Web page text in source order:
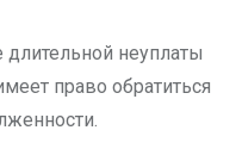
длительной неуплаты
право обратиться